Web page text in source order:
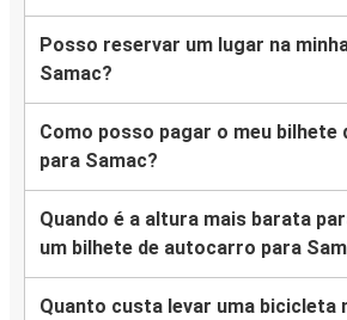
Posso reservar um lugar na
Samac?
Como posso pagar o meu bilhete
para Samac?
Quando é a altura mais barata
um bilhete de autocarro para
Quanto custa levar uma bicicleta